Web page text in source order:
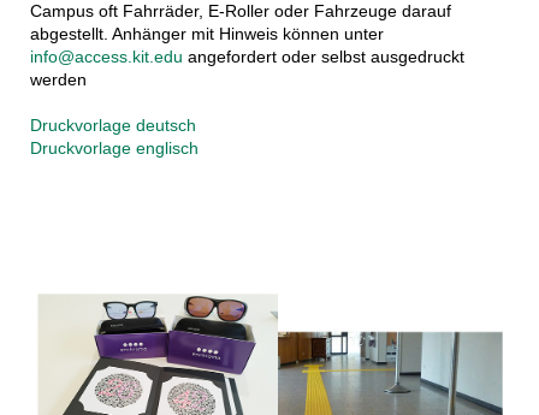
Campus oft Fahrräder, E-Roller oder Fahrzeuge darauf
abgestellt. Anhänger mit Hinweis können unter
info@access.kit.edu angefordert oder selbst ausgedruckt
werden
Druckvorlage deutsch
Druckvorlage englisch